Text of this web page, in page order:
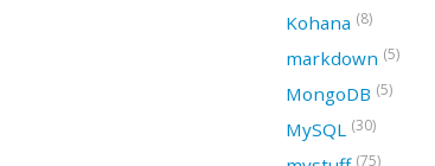
Kohana (8)
markdown (5)
MongoDB (5)
MySQL (30)
(75)